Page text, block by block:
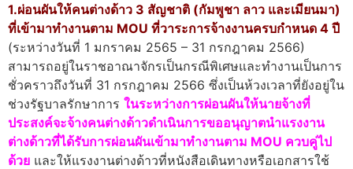
1.ผ่อนผันให้คนต่างด้าว 3 สัญชาติ (กัมพูชา ลาว และเมียนมา)
ที่เข้ามาทำงานตาม MOU ที่วาระการจ้างงานครบกำหนด 4 ปี
(ระหว่างวันที่ 1 มกราคม 2565 – 31 กรกฎาคม 2566)
สามารถอยู่ในราชอาณาจักรเป็นกรณีพิเศษและทำงานเป็นการ
ชั่วคราวถึงวันที่ 31 กรกฎาคม 2566 ซึ่งเป็นห้วงเวลาที่ยังอยู่ใน
ช่วงรัฐบาลรักษาการ ในระหว่างการผ่อนผันให้นายจ้างที่
ประสงค์จะจ้างคนต่างด้าวดำเนินการขออนุญาตนำแรงงาน
ต่างด้าวที่ได้รับการผ่อนผันเข้ามาทำงานตาม MOU ควบคู่ไป
ด้วย และให้แรงงานต่างด้าวที่หนังสือเดินทางหรือเอกสารใช้